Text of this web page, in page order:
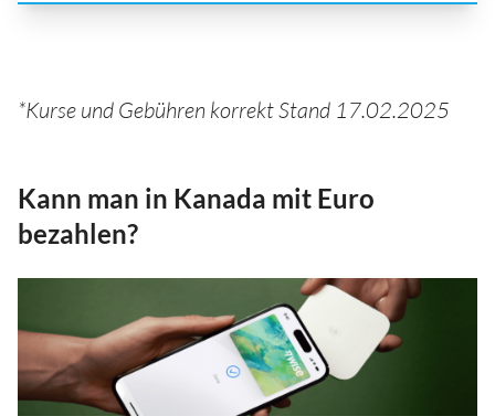
*Kurse und Gebühren korrekt Stand 17.02.2025
Kann man in Kanada mit Euro
bezahlen?